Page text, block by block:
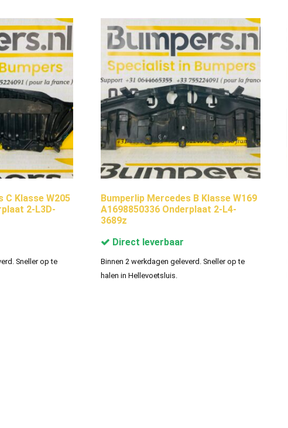
C Klasse W205
2-L3D-
Sneller op te
Bumperlip Mercedes B Klasse W169
A1698850336 Onderplaat 2-L4-
3689z
Direct leverbaar
Binnen 2 werkdagen geleverd. Sneller op te
halen in Hellevoetsluis.